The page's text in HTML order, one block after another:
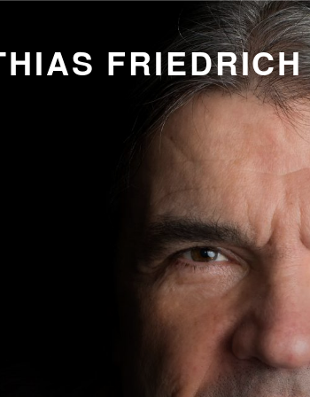
FRIEDRICH